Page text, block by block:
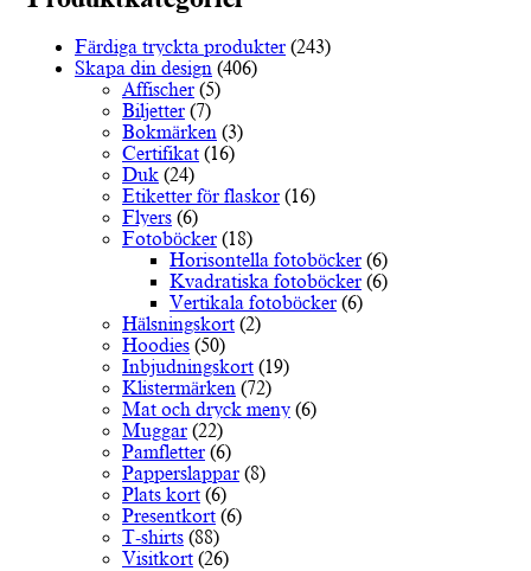
varianter.
olika
alternativen
kan
väljas
på
produktsidan
Färdiga tryckta produkter (243)
Skapa din design (406)
Affischer (5)
Biljetter (7)
Bokmärken (3)
Certifikat (16)
Duk (24)
Etiketter för flaskor (16)
Flyers (6)
Fotoböcker (18)
Horisontella fotoböcker (6)
Kvadratiska fotoböcker (6)
Vertikala fotoböcker (6)
Hälsningskort (2)
Hoodies (50)
Inbjudningskort (19)
Klistermärken (72)
Mat och dryck meny (6)
Muggar (22)
Pamfletter (6)
Papperslappar (8)
Plats kort (6)
Presentkort (6)
T-shirts (88)
Visitkort (26)